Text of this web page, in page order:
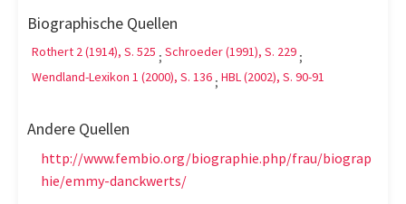
Biographische Quellen
Rothert 2 (1914), S. 525 ; Schroeder (1991), S. 229 ;
Wendland-Lexikon 1 (2000), S. 136 ; HBL (2002), S. 90-91
Andere Quellen
http://www.fembio.org/biographie.php/frau/biograp
hie/emmy-danckwerts/